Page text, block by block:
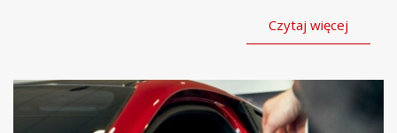
Czytaj więcej